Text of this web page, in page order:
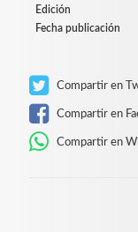
Edición
Fecha publicación
Compartir en
Compartir en
Compartir en